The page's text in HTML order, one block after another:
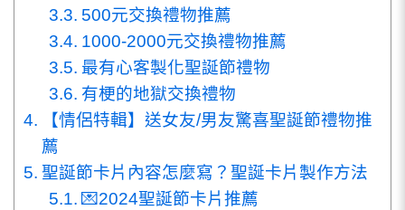
500元交換禮物推薦
1000-2000元交換禮物推薦
最有心客製化聖誕節禮物
有梗的地獄交換禮物
【情侶特輯】送女友/男友驚喜聖誕節禮物推
薦
聖誕節卡片內容怎麼寫？聖誕卡片製作方法
💌2024聖誕節卡片推薦